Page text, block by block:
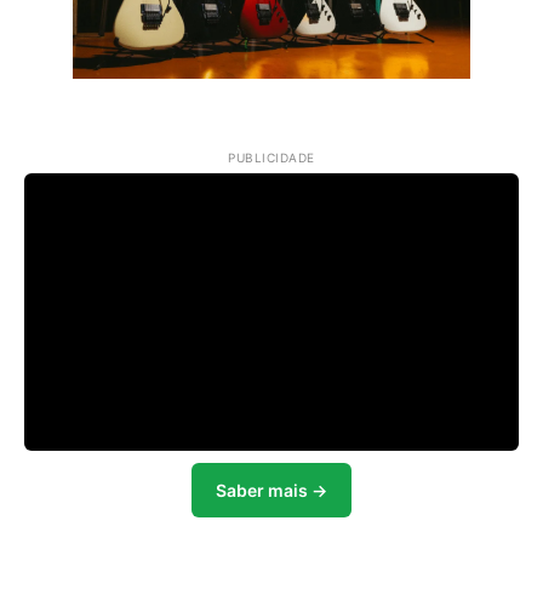
PUBLICIDADE
Saber mais →